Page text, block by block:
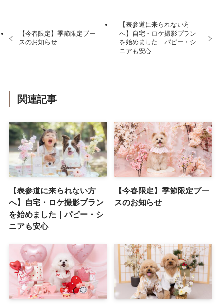
【今春限定】季節限定ブー
スのお知らせ
【表参道に来られない方
へ】自宅・ロケ撮影プラン
を始めました｜パピー・シ
ニアも安心
関連記事
【表参道に来られない方
へ】自宅・ロケ撮影プラン
を始めました｜パピー・シ
ニアも安心
【今春限定】季節限定ブー
スのお知らせ